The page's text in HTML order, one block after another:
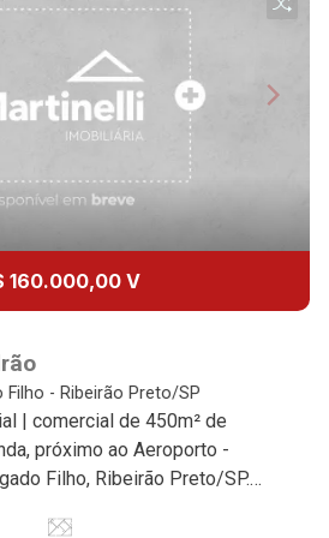
10
Aug/Mon
11
12
13
Aug/Thu
14
Continuar
160.000,00 V
Filho - Ribeirão Preto/SP
| comercial de 450m² de
próximo ao Aeroporto -
Filho, Ribeirão Preto/SP.